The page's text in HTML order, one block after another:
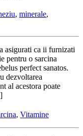
, minerale,
asigurati ca ii furnizati
pentru o sarcina
perfect sanatos.
dezvoltarea
al acestora poate
, Vitamine